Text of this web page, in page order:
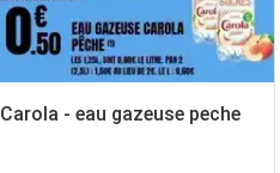
Carola - eau gazeuse peche